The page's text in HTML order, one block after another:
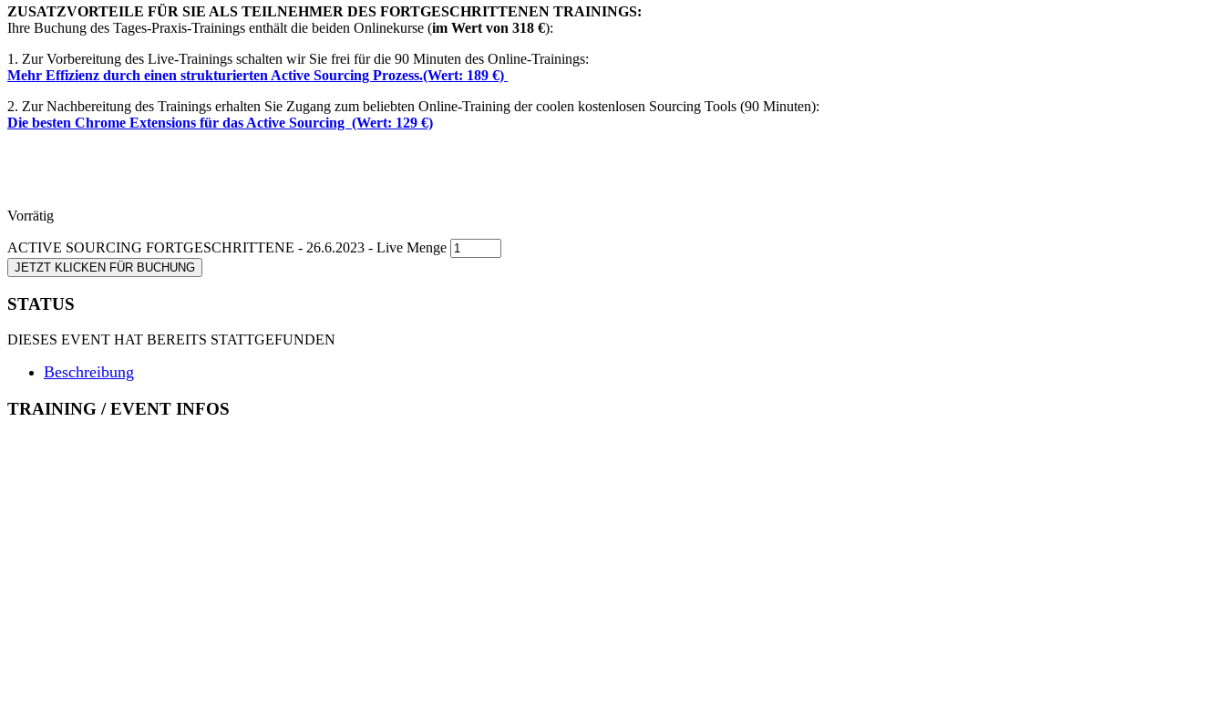
ZUSATZVORTEILE FÜR SIE ALS TEILNEHMER DES FORTGESCHRITTENEN TRAININGS:
Ihre Buchung des Tages-Praxis-Trainings enthält die beiden Onlinekurse (im Wert von 318 €):
1. Zur Vorbereitung des Live-Trainings schalten wir Sie frei für die 90 Minuten des Online-Trainings:
Mehr Effizienz durch einen strukturierten Active Sourcing Prozess.(Wert: 189 €)
2. Zur Nachbereitung des Trainings erhalten Sie Zugang zum beliebten Online-Training der coolen kostenlosen Sourcing Tools (90 Minuten):
Die besten Chrome Extensions für das Active Sourcing (Wert: 129 €)
Vorrätig
ACTIVE SOURCING FORTGESCHRITTENE - 26.6.2023 - Live Menge
JETZT KLICKEN FÜR BUCHUNG
STATUS
DIESES EVENT HAT BEREITS STATTGEFUNDEN
Beschreibung
TRAINING / EVENT INFOS